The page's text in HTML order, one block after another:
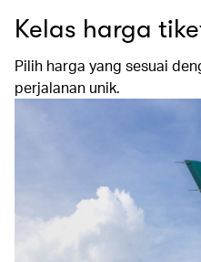
Kelas harga
Pilih harga yang sesuai
perjalanan unik.